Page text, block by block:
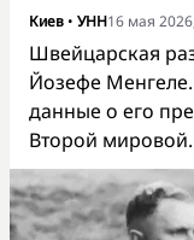
Киев • УНН16 мая
Швейцарская
Йозефе
данные о его
Второй мировой.